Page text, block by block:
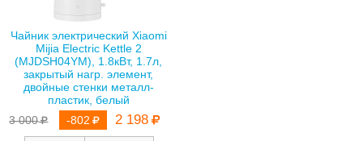
Чайник электрический Xiaomi
Mijia Electric Kettle 2
(MJDSH04YM), 1.8кВт, 1.7л,
закрытый нагр. элемент,
двойные стенки металл-
пластик, белый
3 000
-802 2 198